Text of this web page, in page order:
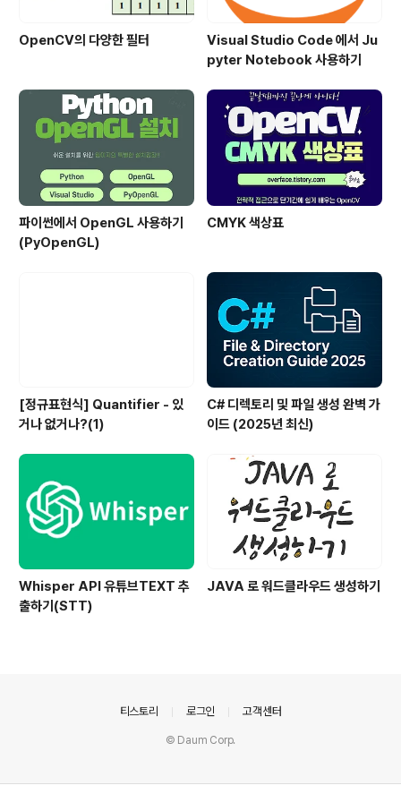
OpenCV의 다양한 필터
Visual Studio Code 에서 Ju
pyter Notebook 사용하기
파이썬에서 OpenGL 사용하기
(PyOpenGL)
CMYK 색상표
[정규표현식] Quantifier - 있
거나 없거나?(1)
C# 디렉토리 및 파일 생성 완벽 가
이드 (2025년 최신)
Whisper API 유튜브TEXT 추
출하기(STT)
JAVA 로 워드클라우드 생성하기
티스토리 로그인 고객센터
© Daum Corp.